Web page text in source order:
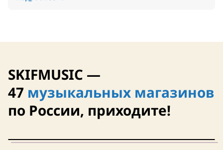
SKIFMUSIC —
47 музыкальных магазинов
по России, приходите!